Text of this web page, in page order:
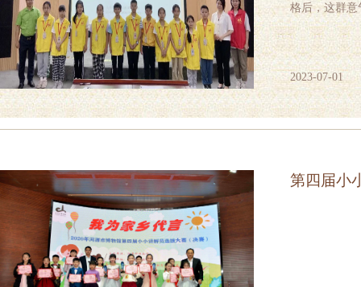
格后，这群
2023-07-01
第四届小